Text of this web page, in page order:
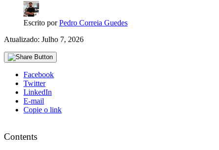
Escrito porPedro Correia Guedes
Atualizado: Julho 7, 2026
Facebook
Twitter
LinkedIn
E-mail
Copie o link
Contents